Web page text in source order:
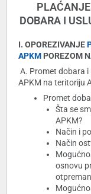
DOBARA I
I. OPOREZIVANJE
APKM POREZOM
A. Promet dobara i
APKM na teritoriju
Promet
Šta se
APKM?
Način i
Način
osnovu